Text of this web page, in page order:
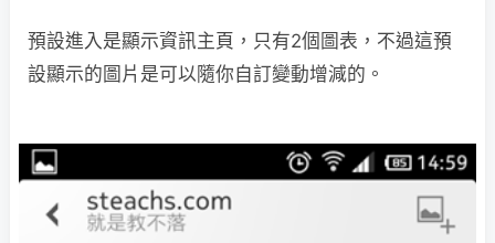
預設進入是顯示資訊主頁，只有2個圖表，不過這預
設顯示的圖片是可以隨你自訂變動增減的。